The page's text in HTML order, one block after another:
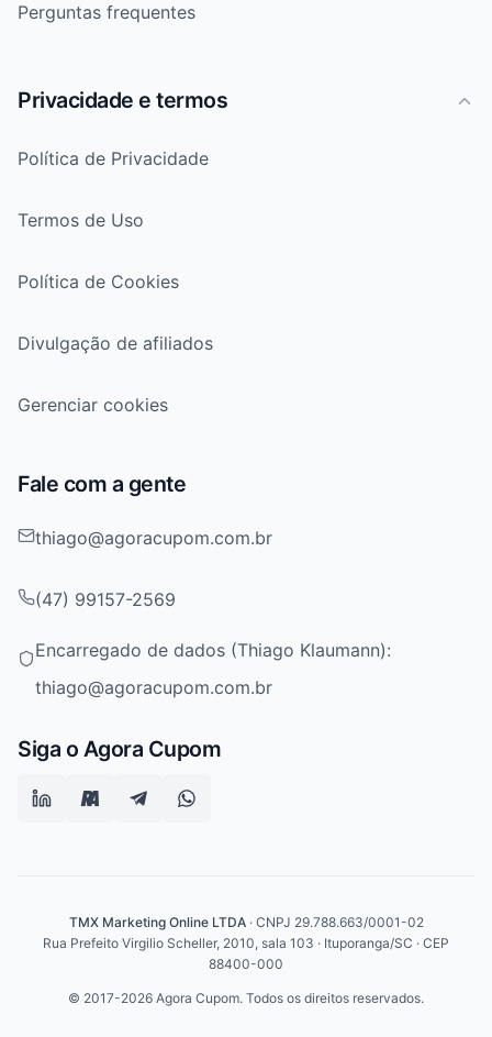
Perguntas frequentes
Privacidade e termos
Política de Privacidade
Termos de Uso
Política de Cookies
Divulgação de afiliados
Gerenciar cookies
Fale com a gente
thiago@agoracupom.com.br
(47) 99157-2569
Encarregado de dados (Thiago Klaumann):
thiago@agoracupom.com.br
Siga o Agora Cupom
TMX Marketing Online LTDA· CNPJ 29.788.663/0001-02
Rua Prefeito Virgilio Scheller, 2010, sala 103 · Ituporanga/SC · CEP
88400-000
© 2017-2026 Agora Cupom. Todos os direitos reservados.